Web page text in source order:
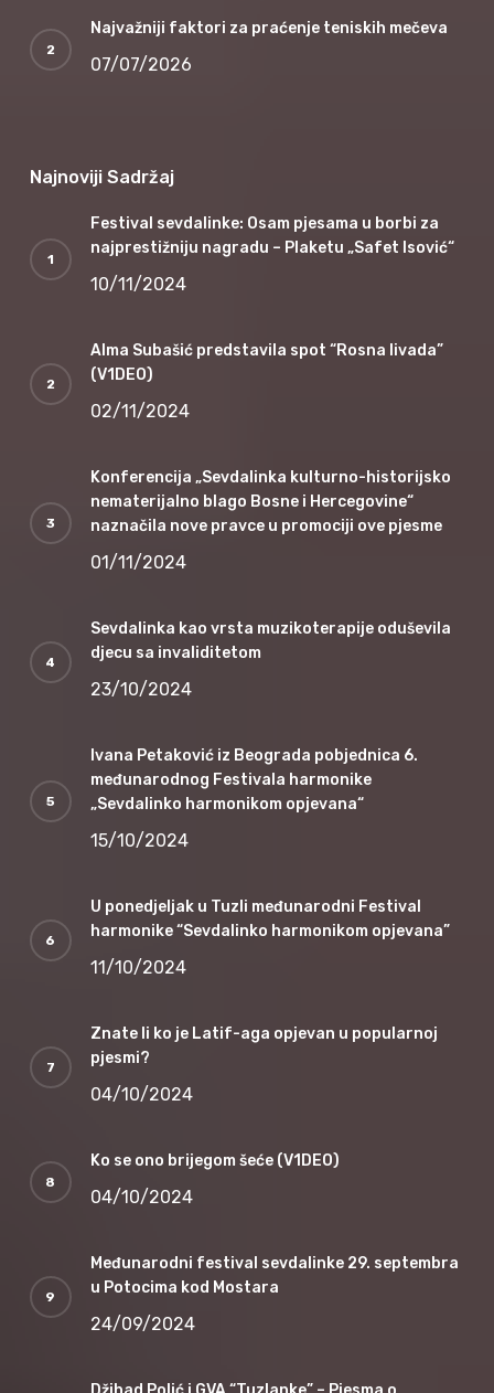
Najvažniji faktori za praćenje teniskih mečeva
07/07/2026
Najnoviji Sadržaj
Festival sevdalinke: Osam pjesama u borbi za
najprestižniju nagradu – Plaketu „Safet Isović“
10/11/2024
Alma Subašić predstavila spot “Rosna livada”
(V1DEO)
02/11/2024
Konferencija „Sevdalinka kulturno-historijsko
nematerijalno blago Bosne i Hercegovine“
naznačila nove pravce u promociji ove pjesme
01/11/2024
Sevdalinka kao vrsta muzikoterapije oduševila
djecu sa invaliditetom
23/10/2024
Ivana Petaković iz Beograda pobjednica 6.
međunarodnog Festivala harmonike
„Sevdalinko harmonikom opjevana“
15/10/2024
U ponedjeljak u Tuzli međunarodni Festival
harmonike “Sevdalinko harmonikom opjevana”
11/10/2024
Znate li ko je Latif-aga opjevan u popularnoj
pjesmi?
04/10/2024
Ko se ono brijegom šeće (V1DEO)
04/10/2024
Međunarodni festival sevdalinke 29. septembra
u Potocima kod Mostara
24/09/2024